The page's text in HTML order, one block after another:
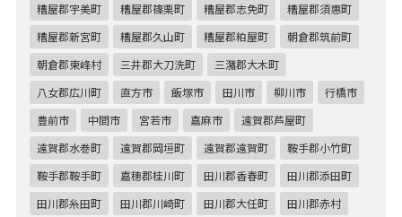
糟屋郡宇美町
糟屋郡篠栗町 糟屋郡志免町
糟屋郡須惠町
糟屋郡新宮町
糟屋郡久山町 糟屋郡粕屋町
朝倉郡筑前町
朝倉郡東峰村
三井郡大刀洗町
三潴郡大木町
八女郡広川町
直方市 飯塚市 田川市 柳川市
行橋市
豊前市
中間市 宮若市 嘉麻市
遠賀郡芦屋町
遠賀郡水巻町
遠賀郡岡垣町 遠賀郡遠賀町
鞍手郡小竹町
鞍手郡鞍手町
嘉穂郡桂川町 田川郡香春町
田川郡添田町
田川郡糸田町
田川郡川崎町 田川郡大任町
田川郡赤村